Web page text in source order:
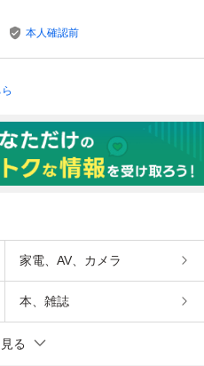
本人確認前
家電、AV、カメラ
本、雑誌
る